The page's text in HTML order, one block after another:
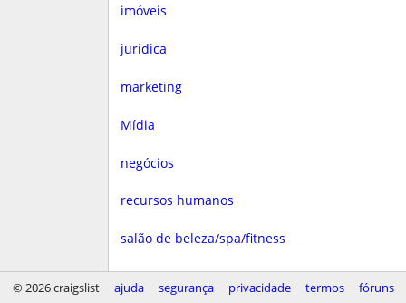
imóveis
jurídica
marketing
Mídia
negócios
recursos humanos
salão de beleza/spa/fitness
saúde
© 2026 craigslist ajuda segurança privacidade termos fóruns